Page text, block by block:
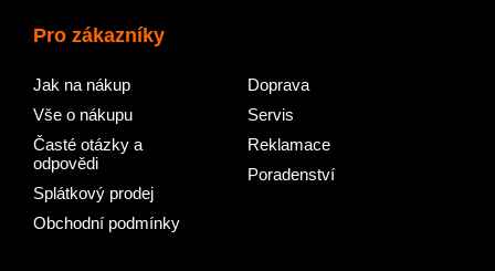
Pro zákazníky
Jak na nákup
Vše o nákupu
Časté otázky a
odpovědi
Splátkový prodej
Obchodní podmínky
Doprava
Servis
Reklamace
Poradenství